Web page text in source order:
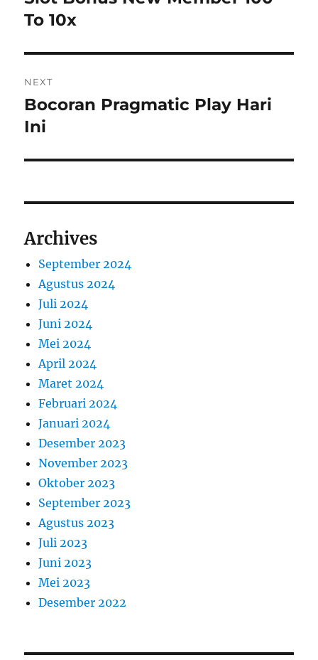
post:
To 10x
NEXT
Next
post:
Bocoran Pragmatic Play Hari
Ini
Archives
September 2024
Agustus 2024
Juli 2024
Juni 2024
Mei 2024
April 2024
Maret 2024
Februari 2024
Januari 2024
Desember 2023
November 2023
Oktober 2023
September 2023
Agustus 2023
Juli 2023
Juni 2023
Mei 2023
Desember 2022